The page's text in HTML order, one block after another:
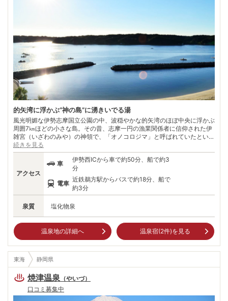
的矢湾に浮かぶ“神の島”に湧きいでる湯
風光明媚な伊勢志摩国立公園の中、波穏やかな的矢湾のほぼ中央に浮かぶ
周囲7㎞ほどの小さな島。その昔、志摩一円の漁業関係者に信仰された伊
雑宮（いざわのみや）の神領で、「オノコロジマ」と呼ばれていたとい
う。 江戸時代からは風待ちをする船の避難港として栄え、現在は近郊に
一大レジャースポット・志摩スペイン村ができるなど観光化が進み、風光
明媚なリゾートアイランドとなっている。 島内には渡鹿野園地や美しい
白砂が続くパールビーチなどの観光スポットが整備され、1年中多くの観
光客が訪れる。のんびりとリゾート気分を味わうもよし、周辺の観光スポ
ットをめぐる拠点としてもよし。小さいながら多彩な旅を楽しめる魅力満
点の島だ。
続きを見る
泉質 塩化物泉
アクセス
車
伊勢西ICから車で約50分、船で約3
分
電車
近鉄鵜方駅からバスで約18分、船で
約3分
温泉地の詳細へ 温泉宿(2件)を見る
東海 静岡県
焼津温泉 （やいづ）
口コミ募集中